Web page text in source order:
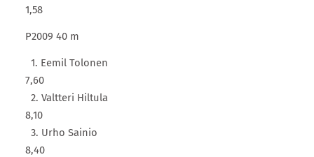
1,58
P2009 40 m
1. Eemil Tolonen
7,60
2. Valtteri Hiltula
8,10
3. Urho Sainio
8,40